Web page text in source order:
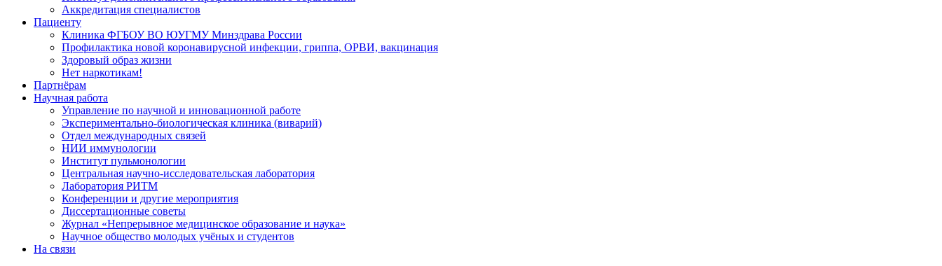
Аккредитация специалистов
Пациенту
Клиника ФГБОУ ВО ЮУГМУ Минздрава России
Профилактика новой коронавирусной инфекции, гриппа, ОРВИ, вакцинация
Здоровый образ жизни
Нет наркотикам!
Партнёрам
Научная работа
Управление по научной и инновационной работе
Экспериментально-биологическая клиника (виварий)
Отдел международных связей
НИИ иммунологии
Институт пульмонологии
Центральная научно-исследовательская лаборатория
Лаборатория РИТМ
Конференции и другие мероприятия
Диссертационные советы
Журнал «Непрерывное медицинское образование и наука»
Научное общество молодых учёных и студентов
На связи